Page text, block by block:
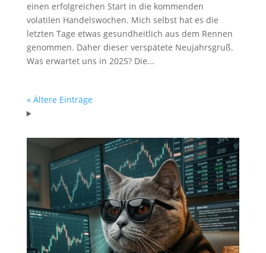
einen erfolgreichen Start in die kommenden
volatilen Handelswochen. Mich selbst hat es die
letzten Tage etwas gesundheitlich aus dem Rennen
genommen. Daher dieser verspätete Neujahrsgruß.
Was erwartet uns in 2025? Die...
« Ältere Einträge